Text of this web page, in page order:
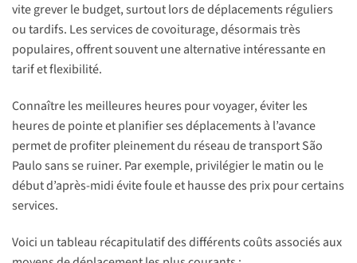
vite grever le budget, surtout lors de déplacements réguliers
ou tardifs. Les services de covoiturage, désormais très
populaires, offrent souvent une alternative intéressante en
tarif et flexibilité.
Connaître les meilleures heures pour voyager, éviter les
heures de pointe et planifier ses déplacements à l’avance
permet de profiter pleinement du réseau de transport São
Paulo sans se ruiner. Par exemple, privilégier le matin ou le
début d’après-midi évite foule et hausse des prix pour certains
services.
Voici un tableau récapitulatif des différents coûts associés aux